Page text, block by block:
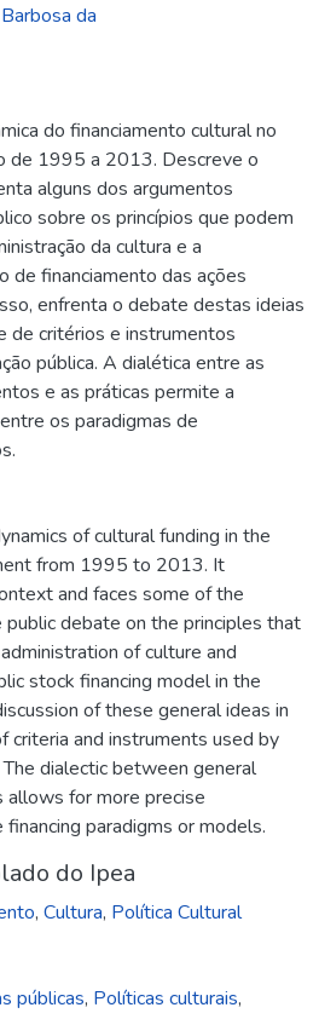
da
do financiamento cultural no
de 1995 a 2013. Descreve o
alguns dos argumentos
sobre os princípios que podem
da cultura e a
de financiamento das ações
enfrenta o debate destas ideias
de critérios e instrumentos
pública. A dialética entre as
e as práticas permite a
os paradigmas de
of cultural funding in the
from 1995 to 2013. It
and faces some of the
debate on the principles that
of culture and
stock financing model in the
of these general ideas in
and instruments used by
dialectic between general
allows for more precise
paradigms or models.
do Ipea
, Cultura, Política Cultural
públicas, Políticas culturais,